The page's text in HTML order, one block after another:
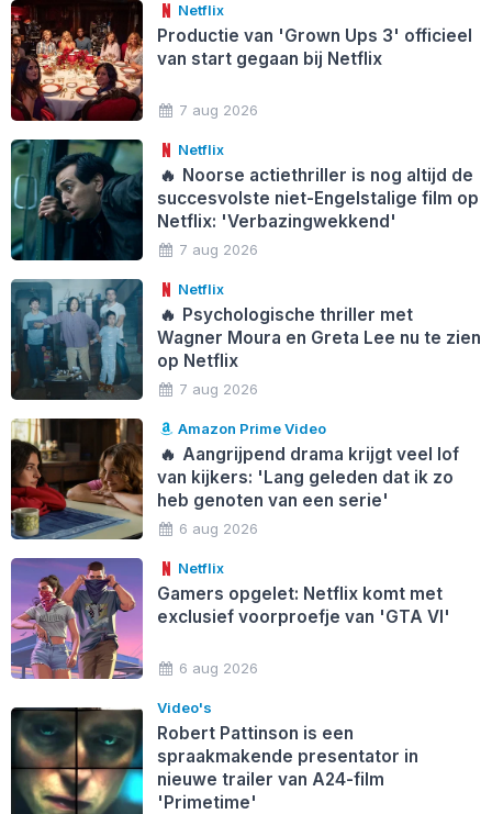
Netflix
Productie van 'Grown Ups 3' officieel
van start gegaan bij Netflix
7 aug 2026
Netflix
🔥 Noorse actiethriller is nog altijd de
succesvolste niet-Engelstalige film op
Netflix: 'Verbazingwekkend'
7 aug 2026
Netflix
🔥 Psychologische thriller met
Wagner Moura en Greta Lee nu te zien
op Netflix
7 aug 2026
Amazon Prime Video
🔥 Aangrijpend drama krijgt veel lof
van kijkers: 'Lang geleden dat ik zo
heb genoten van een serie'
6 aug 2026
Netflix
Gamers opgelet: Netflix komt met
exclusief voorproefje van 'GTA VI'
6 aug 2026
Video's
Robert Pattinson is een
spraakmakende presentator in
nieuwe trailer van A24-film
'Primetime'